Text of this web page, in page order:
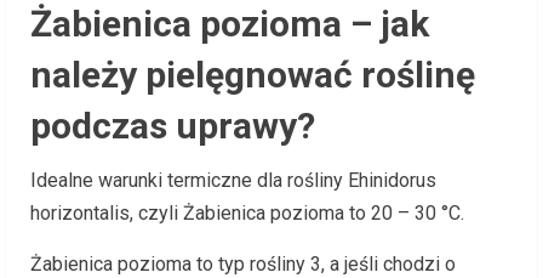
Żabienica pozioma – jak
należy pielęgnować roślinę
podczas uprawy?
Idealne warunki termiczne dla rośliny Ehinidorus
horizontalis, czyli Żabienica pozioma to 20 – 30 °C.
Żabienica pozioma to typ rośliny 3, a jeśli chodzi o